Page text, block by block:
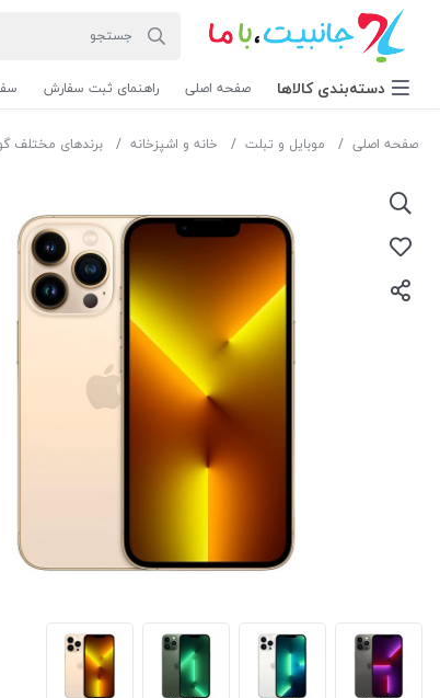
دسته‌بندی‌ کالاها صفحه اصلی راهنمای ثبت سفارش
صفحه اصلی موبایل و تبلت خانه و اشپزخانه برندهای مختلف